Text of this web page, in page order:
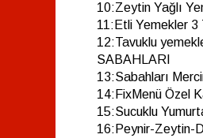
10:Zeytin Yağlı
11:Etli Yemekler 3
12:Tavuklu
SABAHLARI
13:Sabahları
14:FixMenü Özel
15:Sucuklu
16:Peynir-Zeytin-